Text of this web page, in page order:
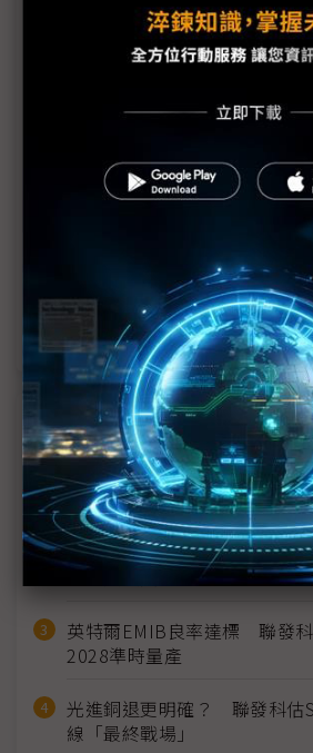
強震凸顯數位布局成效 低、中軌
「震」不亂的面板漲勢： 友達龍
已復工 凌巨管線修復中
面對規模7.2強震 台積48小時滿
PCB、封測廠營運回歸正常 業者
近７天熱門報導
MLCC訂單過熱、出貨比創高
建熱潮將趨緩
2027全年記憶體產能提前售
宣」只怕買不夠
英特爾EMIB良率達標 聯發
2028準時量產
光進銅退更明確？ 聯發科估
線「最終戰場」